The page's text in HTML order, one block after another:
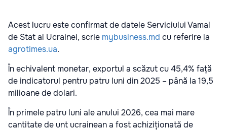
Acest lucru este confirmat de datele Serviciului Vamal
de Stat al Ucrainei, scrie mybusiness.md cu referire la
agrotimes.ua.
În echivalent monetar, exportul a scăzut cu 45,4% față
de indicatorul pentru patru luni din 2025 – până la 19,5
milioane de dolari.
În primele patru luni ale anului 2026, cea mai mare
cantitate de unt ucrainean a fost achiziționată de